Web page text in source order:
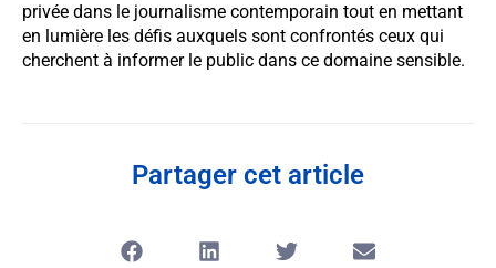
privée dans le journalisme contemporain tout en mettant
en lumière les défis auxquels sont confrontés ceux qui
cherchent à informer le public dans ce domaine sensible.
Partager cet article